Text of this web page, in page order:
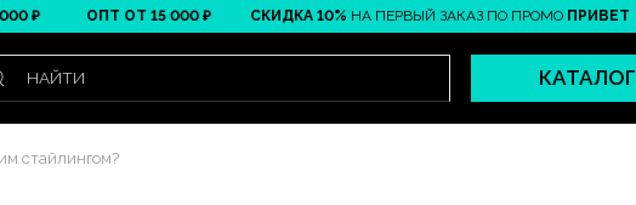
СКИДКА 10% НА ПЕРВЫЙ ЗАКАЗ ПО ПРОМОПРИВЕТ
ОПТ ОТ 15 000 ₽
КАТАЛОГ
стайлингом?